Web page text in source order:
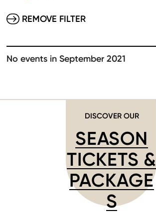
REMOVE FILTER
No events in September 2021
DISCOVER OUR
SEASON
TICKETS &
PACKAGE
S